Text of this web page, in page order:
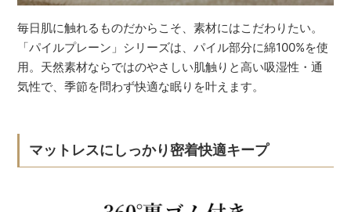
毎日肌に触れるものだからこそ、素材にはこだわりたい。
「パイルプレーン」シリーズは、パイル部分に綿100%を使
用。天然素材ならではのやさしい肌触りと高い吸湿性・通
気性で、季節を問わず快適な眠りを叶えます。
マットレスにしっかり密着快適キープ